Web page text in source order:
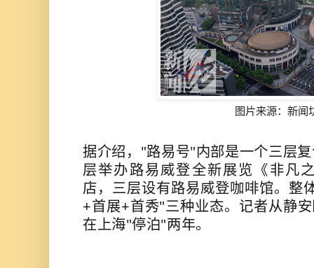
图片来源：新闻
据介绍，"路易号"内部是一个三层
层举办路易威登全新展览《非凡
店，三层设有路易威登咖啡馆。整
+首展+首秀"三种业态。记者从静
在上海"停泊"两年。